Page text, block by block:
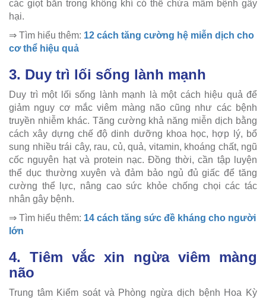
các giọt bắn trong không khí có thể chứa mầm bệnh gây
hại.
⇒ Tìm hiểu thêm: 12 cách tăng cường hệ miễn dịch cho
cơ thể hiệu quả
3. Duy trì lối sống lành mạnh
Duy trì một lối sống lành mạnh là một cách hiệu quả để
giảm nguy cơ mắc viêm màng não cũng như các bệnh
truyền nhiễm khác. Tăng cường khả năng miễn dịch bằng
cách xây dựng chế độ dinh dưỡng khoa học, hợp lý, bổ
sung nhiều trái cây, rau, củ, quả, vitamin, khoáng chất, ngũ
cốc nguyên hạt và protein nạc. Đồng thời, cần tập luyện
thể dục thường xuyên và đảm bảo ngủ đủ giấc để tăng
cường thể lực, nâng cao sức khỏe chống chọi các tác
nhân gây bệnh.
⇒ Tìm hiểu thêm: 14 cách tăng sức đề kháng cho người
lớn
4. Tiêm vắc xin ngừa viêm màng
não
Trung tâm Kiểm soát và Phòng ngừa dịch bệnh Hoa Kỳ